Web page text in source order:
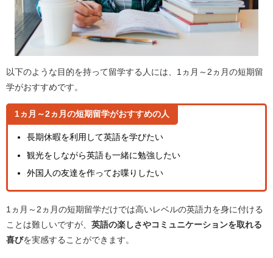
以下のような目的を持って留学する人には、1ヵ月～2ヵ月の短期留
学がおすすめです。
1ヵ月～2ヵ月の短期留学がおすすめの人
長期休暇を利用して英語を学びたい
観光をしながら英語も一緒に勉強したい
外国人の友達を作ってお喋りしたい
1ヵ月～2ヵ月の短期留学だけでは高いレベルの英語力を身に付ける
ことは難しいですが、 英語の楽しさやコミュニケーションを取れる
喜びを実感することができます。